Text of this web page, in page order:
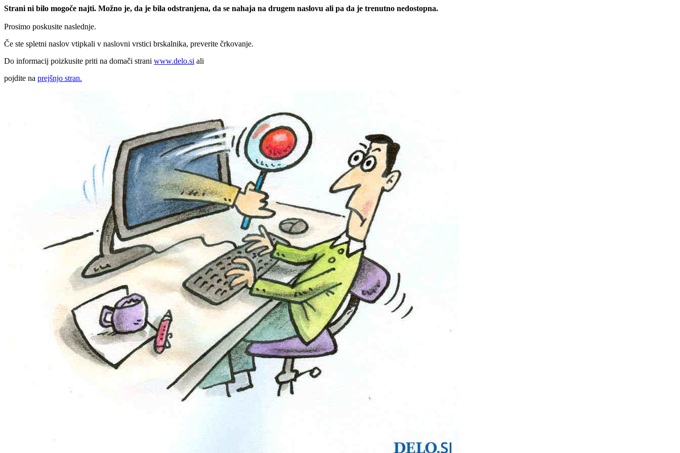
Strani ni bilo mogoče najti. Možno je, da je bila odstranjena, da se nahaja na drugem naslovu ali pa da je trenutno nedostopna.
Prosimo poskusite naslednje.
Če ste spletni naslov vtipkali v naslovni vrstici brskalnika, preverite črkovanje.
Do informacij poizkusite priti na domači strani www.delo.si ali
pojdite na prejšnjo stran.